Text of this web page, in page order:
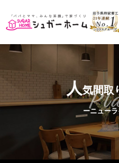
人気間取
ーニュー